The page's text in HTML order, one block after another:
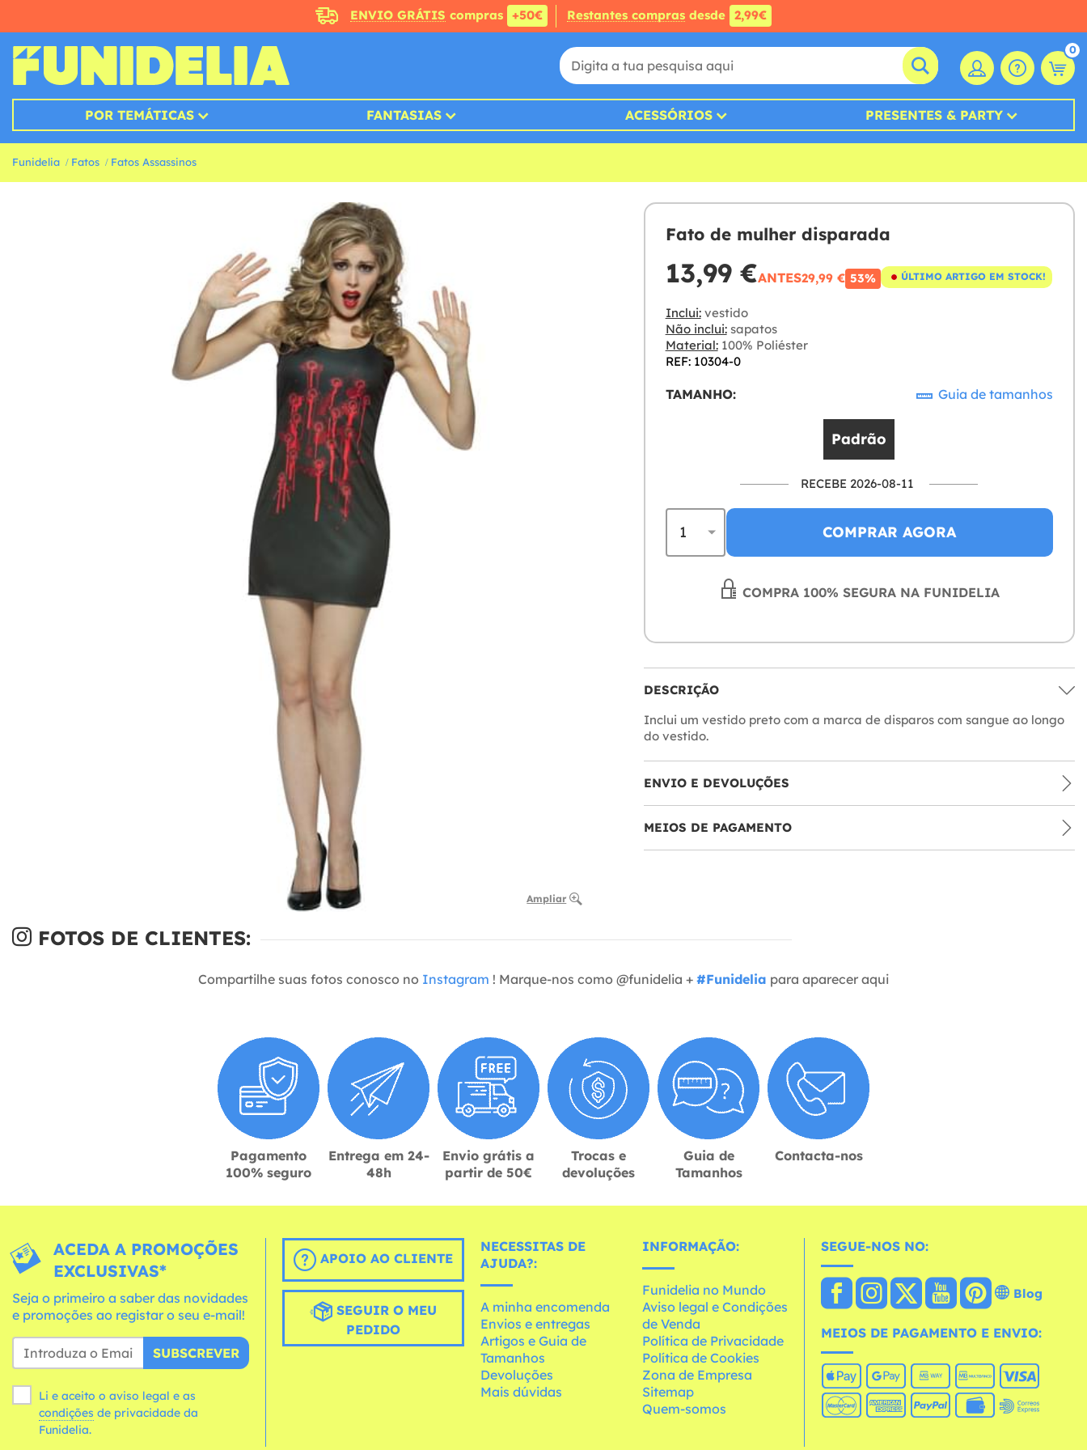
ENVIO GRÁTIS compras +50€ Restantes compras desde 2,99€
0
POR TEMÁTICAS FANTASIAS ACESSÓRIOS PRESENTES & PARTY
Funidelia Fatos Fatos Assassinos
Ampliar
Fato de mulher disparada
13,99 €ANTES29,99 € 53% ÚLTIMO ARTIGO EM STOCK!
Inclui:vestido
Não inclui:sapatos
Material:100% Poliéster
REF: 10304-0
TAMANHO: Guia de tamanhos
Padrão
RECEBE 2026-08-11
COMPRAR AGORA
COMPRA 100% SEGURA NA FUNIDELIA
DESCRIÇÃO
Inclui um vestido preto com a marca de disparos com sangue ao longo
do vestido.
ENVIO E DEVOLUÇÕES
MEIOS DE PAGAMENTO
FOTOS DE CLIENTES:
Compartilhe suas fotos conosco no Instagram ! Marque-nos como @funidelia + #Funidelia para aparecer aqui
Pagamento
100% seguro
Entrega em 24-
48h
Envio grátis a
partir de 50€
Trocas e
devoluções
Guia de
Tamanhos
Contacta-nos
ACEDA A PROMOÇÕES
EXCLUSIVAS*
Seja o primeiro a saber das novidades
e promoções ao registar o seu e-mail!
SUBSCREVER
Li e aceito o aviso legal e as
condições
Funidelia.
APOIO AO CLIENTE
SEGUIR O MEU
PEDIDO
NECESSITAS DE
AJUDA?:
A minha encomenda
Envios e entregas
Artigos e Guia de
Tamanhos
Devoluções
Mais dúvidas
INFORMAÇÃO:
Funidelia no Mundo
Aviso legal e Condições
de Venda
Política de Privacidade
Política de Cookies
Zona de Empresa
Sitemap
Quem-somos
SEGUE-NOS NO:
Blog
MEIOS DE PAGAMENTO E ENVIO: